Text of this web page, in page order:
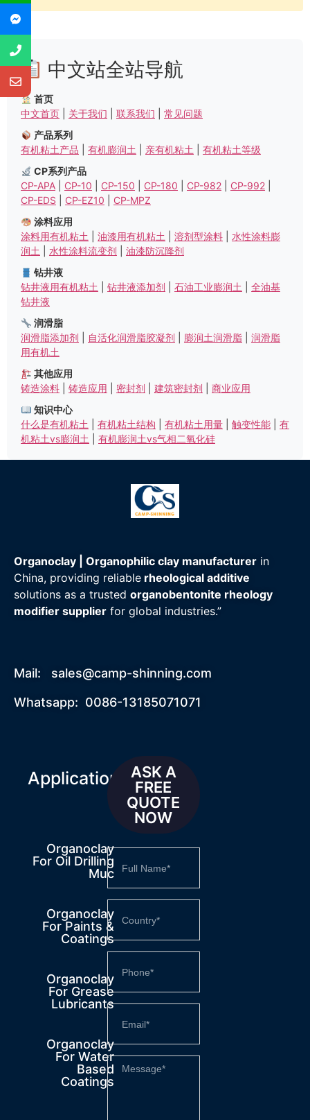
中文站全站导航
首页
中文首页
关于我们 联系我们
常见问题
产品系列
有机粘土产品
有机膨润土 亲有机粘土
有机粘土等级
CP系列产品
CP-APA
CP-10 CP-150 CP-180 CP-982 CP-992
CP-EDS
CP-EZ10
CP-MPZ
涂料应用
涂料用有机粘土
油漆用有机粘土 溶剂型涂料
水性涂料膨
润土
水性涂料流变剂
油漆防沉降剂
钻井液
钻井液用有机粘土
钻井液添加剂 石油工业膨润土
全油基
钻井液
润滑脂
润滑脂添加剂
自活化润滑脂胶凝剂 膨润土润滑脂
润滑脂
用有机土
其他应用
铸造涂料
铸造应用 密封剂 建筑密封剂
商业应用
知识中心
什么是有机粘土
有机粘土结构 有机粘土用量 触变性能
有
机粘土vs膨润土
有机膨润土vs气相二氧化硅
Organoclay | Organophilic clay manufacturer in
China, providing reliable rheological additive
solutions as a trusted organobentonite rheology
modifier supplier for global industries.”
Mail: sales@camp-shinning.com
Whatsapp: 0086-13185071071
Applications
Organoclay
For Oil Drilling
Muc
Organoclay
For Paints &
Coatings
Organoclay
For Grease
Lubricants
Organoclay
For Water
Based
Coatings
ASK A
FREE
QUOTE
NOW